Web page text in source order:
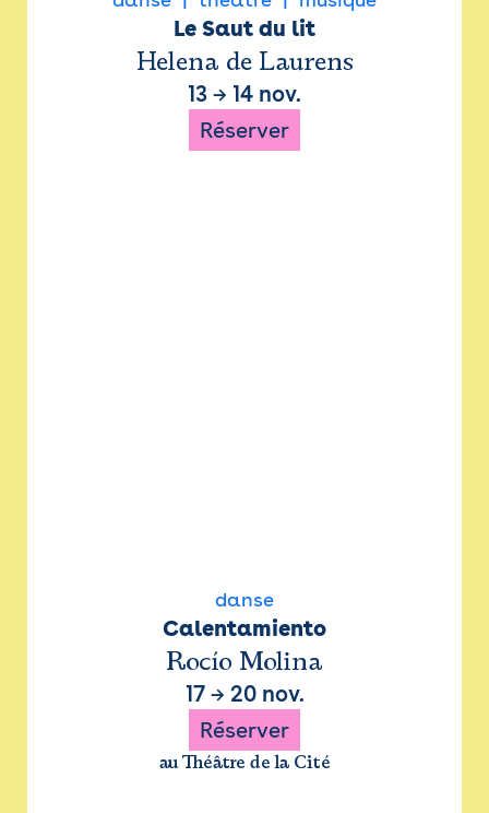
Le Saut du lit
Helena de Laurens
13 → 14 nov.
Réserver
danse
Calentamiento
Rocío Molina
17→ 20 nov.
Réserver
au Théâtre de la Cité